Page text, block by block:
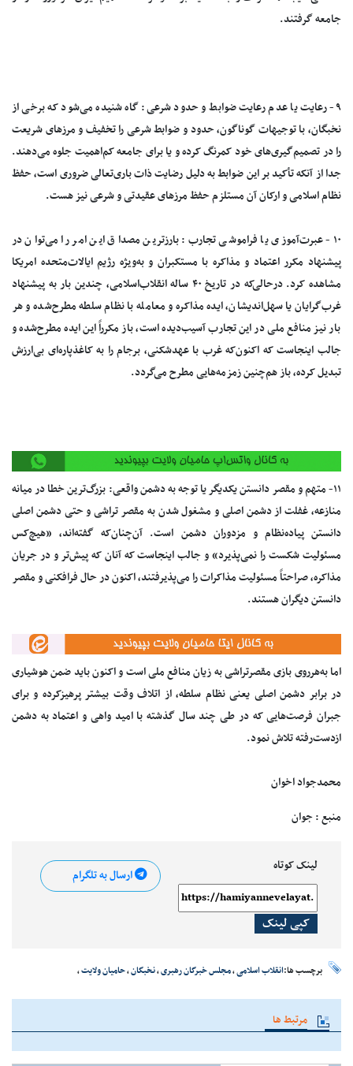
جامعه گرفتند.
۹- رعایت یا عدم رعایت ضوابط و حدود شرعی: گاه شنیده می‌شود که برخی از
نخبگان، با توجیهات گوناگون، حدود و ضوابط شرعی را تخفیف و مرزهای شریعت
را در تصمیم‌گیری‌های خود کمرنگ کرده و یا برای جامعه کم‌اهمیت جلوه می‌دهند.
جدا از آنکه تأکید بر این ضوابط به دلیل رضایت ذات باری‌تعالی ضروری است، حفظ
نظام اسلامی و ارکان آن مستلزم حفظ مرزهای عقیدتی و شرعی نیز هست.
۱۰- عبرت‌آموزی یا فراموشی تجارب: بارزترین مصداق این امر را می‌توان در
پیشنهاد مکرر اعتماد و مذاکره با مستکبران و به‌ویژه رژیم ایالات‌متحده امریکا
مشاهده کرد. درحالی‌که در تاریخ ۴۰ ساله انقلاب‌اسلامی، چندین بار به پیشنهاد
غرب‌گرایان یا سهل‌اندیشان، ایده مذاکره و معامله با نظام سلطه مطرح‌شده و هر
بار نیز منافع ملی در این تجارب آسیب‌دیده است، باز مکرراً این ایده مطرح‌شده و
جالب اینجاست که اکنون‌که غرب با عهدشکنی، برجام را به کاغذپاره‌ای بی‌ارزش
تبدیل کرده، باز هم‌چنین زمزمه‌هایی مطرح می‌گردد.
۱۱- متهم و مقصر دانستن یکدیگر یا توجه به دشمن واقعی: بزرگ‌ترین خطا در میانه
منازعه، غفلت از دشمن اصلی و مشغول شدن به مقصر تراشی و حتی دشمن اصلی
دانستن پیاده‌نظام و مزدوران دشمن است. آن‌چنان‌که گفته‌اند، «هیچ‌کس
مسئولیت شکست را نمی‌پذیرد» و جالب اینجاست که آنان که پیش‌تر و در جریان
مذاکره، صراحتاً مسئولیت مذاکرات را می‌پذیرفتند، اکنون در حال فرافکنی و مقصر
دانستن دیگران هستند.
اما به‌هرروی بازی مقصرتراشی به زیان منافع ملی است و اکنون باید ضمن هوشیاری
در برابر دشمن اصلی یعنی نظام سلطه، از اتلاف وقت بیشتر پرهیزکرده و برای
جبران فرصت‌هایی که در طی چند سال گذشته با امید واهی و اعتماد به دشمن
ازدست‌رفته تلاش نمود.
محمدجواد اخوان
منبع : جوان
لینک کوتاه
کپی لینک
ارسال به تلگرام
برچسب ها:انقلاب اسلامی،مجلس خبرگان رهبری،نخبگان،حامیان ولایت،
مرتبط ها